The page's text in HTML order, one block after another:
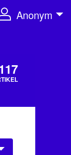
Anonym